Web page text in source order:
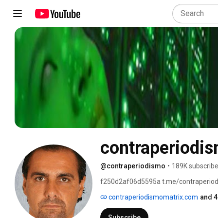
@contraperiodismo • 189K
f250d2af06d5595a t.me/
escándalo donde se cuenta la verdad
Luis Carlos Campos es autor de best
contraperiodismomatrix.com and